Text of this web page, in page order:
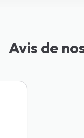
Avis de